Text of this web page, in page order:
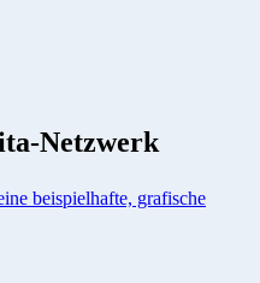
Netzwerk